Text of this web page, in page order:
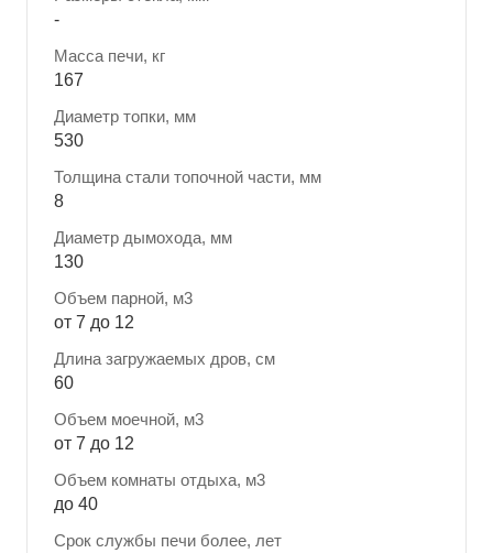
-
Масса печи, кг
167
Диаметр топки, мм
530
Толщина стали топочной части, мм
8
Диаметр дымохода, мм
130
Объем парной, м3
от 7 до 12
Длина загружаемых дров, см
60
Объем моечной, м3
от 7 до 12
Объем комнаты отдыха, м3
до 40
Срок службы печи более, лет